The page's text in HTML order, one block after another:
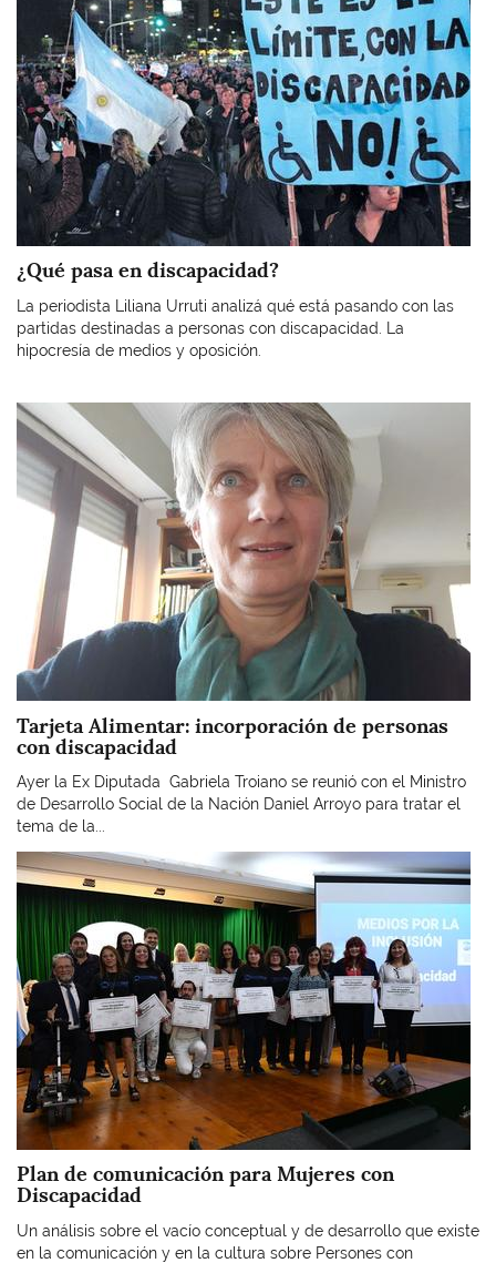
¿Qué pasa en discapacidad?
La periodista Liliana Urruti analizá qué está pasando con las
partidas destinadas a personas con discapacidad. La
hipocresía de medios y oposición.
Imagen
Tarjeta Alimentar: incorporación de personas
con discapacidad
Ayer la Ex Diputada Gabriela Troiano se reunió con el Ministro
de Desarrollo Social de la Nación Daniel Arroyo para tratar el
tema de la...
Imagen
Plan de comunicación para Mujeres con
Discapacidad
Un análisis sobre el vacío conceptual y de desarrollo que existe
en la comunicación y en la cultura sobre Persones con